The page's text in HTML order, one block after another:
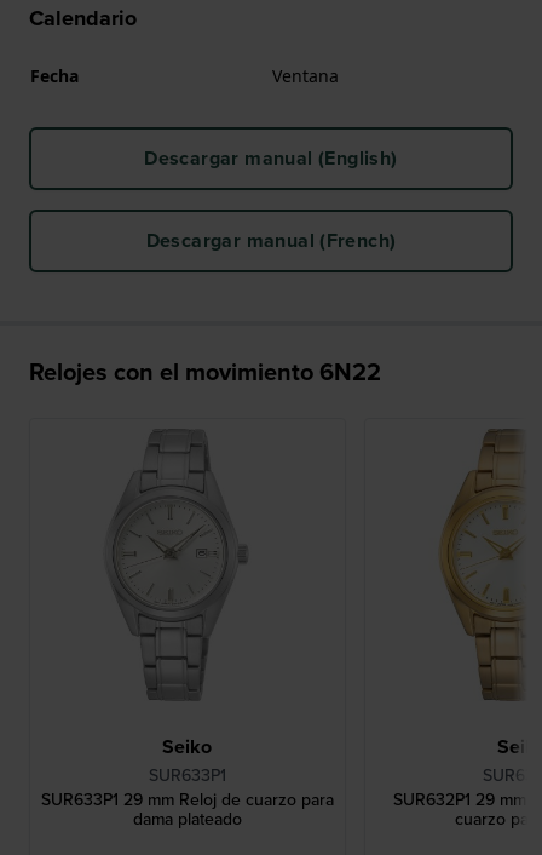
Calendario
Fecha Ventana
Descargar manual (English)
Descargar manual (French)
Relojes con el movimiento 6N22
Seiko
SUR633P1
SUR633P1 29 mm Reloj de cuarzo para
dama plateado
SUR632P1 29 mm
cuarzo